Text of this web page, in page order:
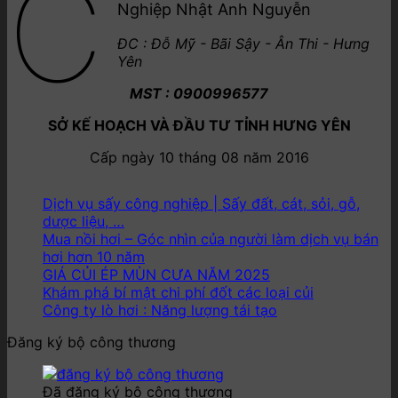
100,000,000 ₫.
là:
C
Nghiệp Nhật Anh Nguyễn
ĐC : Đỗ Mỹ - Bãi Sậy - Ân Thi - Hưng
Yên
MST : 0900996577
SỞ KẾ HOẠCH VÀ ĐẦU TƯ TỈNH HƯNG YÊN
Cấp ngày 10 tháng 08 năm 2016
Dịch vụ sấy công nghiệp | Sấy đất, cát, sỏi, gỗ,
dược liệu, …
Mua nồi hơi – Góc nhìn của người làm dịch vụ bán
hơi hơn 10 năm
GIÁ CỦI ÉP MÙN CƯA NĂM 2025
Khám phá bí mật chi phí đốt các loại củi
Công ty lò hơi : Năng lượng tái tạo
Đăng ký bộ công thương
Đã đăng ký bộ công thương